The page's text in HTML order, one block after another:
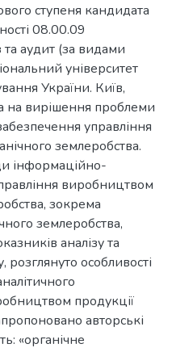
ступеня кандидата
08.00.09
та аудит (за видами
університет
України. Київ,
на вирішення проблеми
управління
землеробства.
інформаційно-
виробництвом
зокрема
землеробства,
аналізу та
особливості
продукції
авторські
«органічне